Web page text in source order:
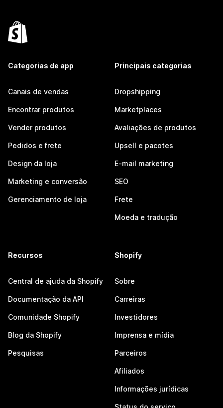
Categorias de app
Canais de vendas
Encontrar produtos
Vender produtos
Pedidos e frete
Design da loja
Marketing e conversão
Gerenciamento de loja
Principais categorias
Dropshipping
Marketplaces
Avaliações de produtos
Upsell e pacotes
E-mail marketing
SEO
Frete
Moeda e tradução
Recursos
Central de ajuda da Shopify
Documentação da API
Comunidade Shopify
Blog da Shopify
Pesquisas
Shopify
Sobre
Carreiras
Investidores
Imprensa e mídia
Parceiros
Afiliados
Informações jurídicas